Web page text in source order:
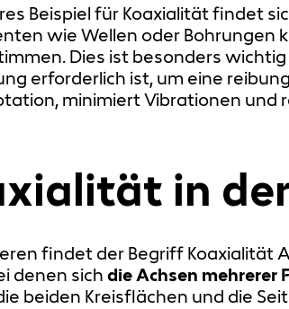
Beispiel für Koaxialität findet
wie Wellen oder Bohrungen
Dies ist besonders
erforderlich ist, um eine
minimiert Vibrationen und
in
findet der Begriff Koaxialität
denen sichdie Achsen mehrerer
beiden Kreisflächen und die